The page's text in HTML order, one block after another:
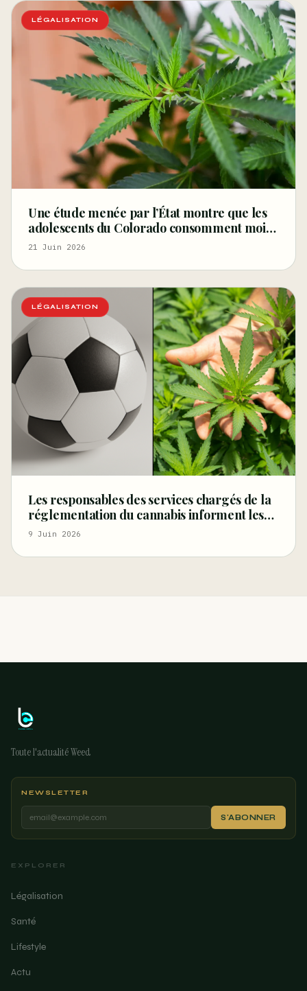
LÉGALISATION
Une étude menée par l’État montre que les
adolescents du Colorado consomment moins
de cannabis aujourd’hui qu’avant la
principal des
21 Juin 2026
LÉGALISATION
Les responsables des services chargés de la
réglementation du cannabis informent les
supporters de la Coupe du monde sur la
9 Juin 2026
Toute l'actualité Weed
NEWSLETTER
S'ABONNER
EXPLORER
Légalisation
Santé
Lifestyle
Actu